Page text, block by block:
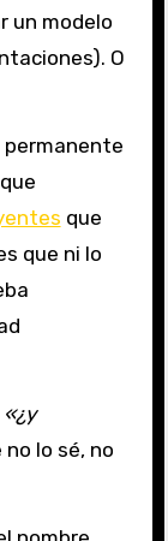
un modelo
O
permanente
que
que ni lo
«¿y
lo sé, no